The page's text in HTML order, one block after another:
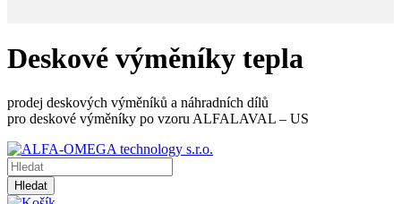
Deskové výměníky tepla
prodej deskových výměníků a náhradních dílů
pro deskové výměníky po vzoru ALFALAVAL – US
Hledat